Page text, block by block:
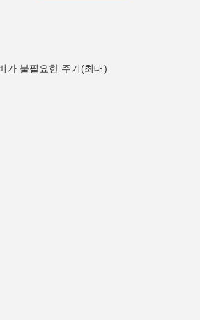
가 불필요한 주기(최대)